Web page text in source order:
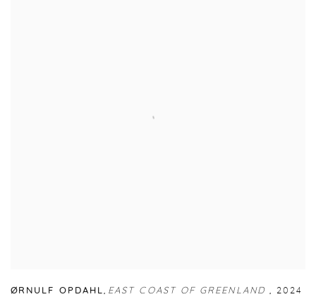
ØRNULF OPDAHL, EAST COAST OF GREENLAND , 2024